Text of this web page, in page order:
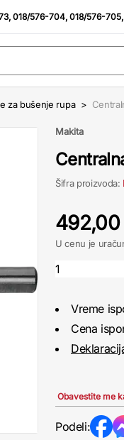
,018/576-704,018/576-705
za bušenje rupa >
Makita
Šifra proizvoda:
492,00
U cenu je
Vreme
Cena
Obavestite me
Podeli: